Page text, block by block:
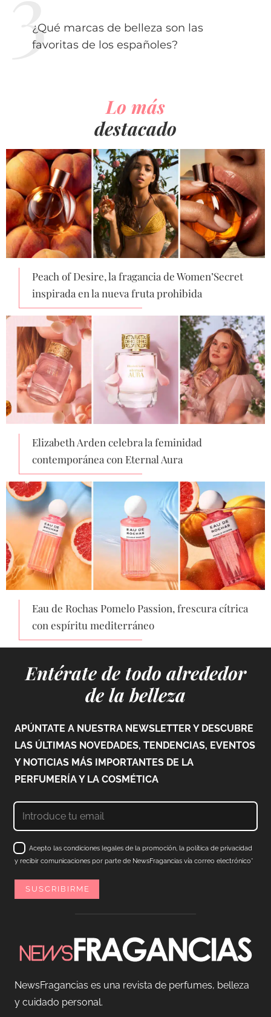
¿Qué marcas de belleza son las
favoritas de los españoles?
Lo más
destacado
Peach of Desire, la fragancia de Women’Secret
inspirada en la nueva fruta prohibida
Elizabeth Arden celebra la feminidad
contemporánea con Eternal Aura
Eau de Rochas Pomelo Passion, frescura cítrica
con espíritu mediterráneo
Entérate de todo alrededor
de la belleza
APÚNTATE A NUESTRA NEWSLETTER Y DESCUBRE
LAS ÚLTIMAS NOVEDADES, TENDENCIAS, EVENTOS
Y NOTICIAS MÁS IMPORTANTES DE LA
PERFUMERÍA Y LA COSMÉTICA
Acepto las condiciones legales de la promoción, la política de privacidad
y recibir comunicaciones por parte de NewsFragancias vía correo electrónico*
NewsFragancias es una revista de perfumes, belleza
y cuidado personal.